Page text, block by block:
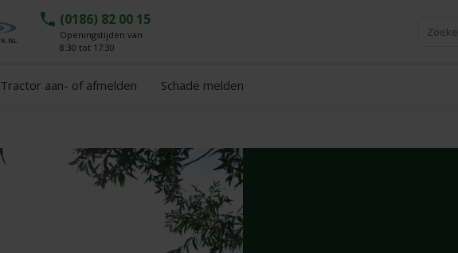
(0186) 82 00 15
Openingstijden van
8:30 tot 17:30
Tractor aan- of afmelden Schade melden